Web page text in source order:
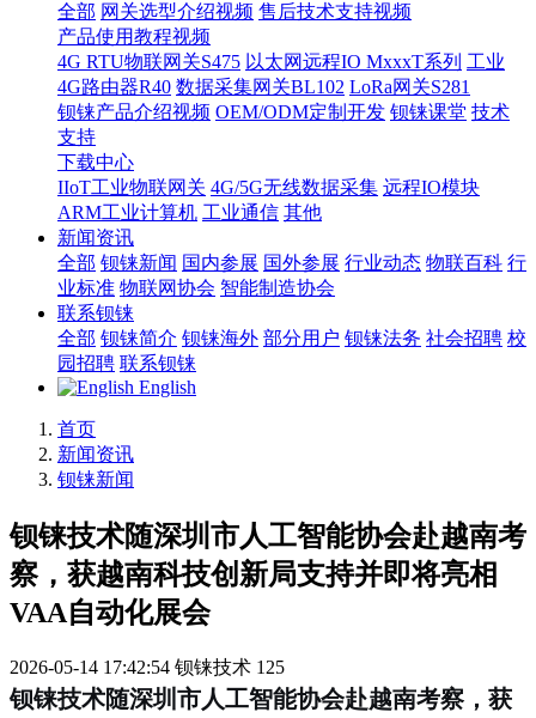
全部 网关选型介绍视频 售后技术支持视频
产品使用教程视频
4G RTU物联网关S475 以太网远程IO MxxxT系列 工业
4G路由器R40 数据采集网关BL102 LoRa网关S281
钡铼产品介绍视频 OEM/ODM定制开发 钡铼课堂 技术
支持
下载中心
IIoT工业物联网关 4G/5G无线数据采集 远程IO模块
ARM工业计算机 工业通信 其他
新闻资讯
全部 钡铼新闻 国内参展 国外参展 行业动态 物联百科 行
业标准 物联网协会 智能制造协会
联系钡铼
全部 钡铼简介 钡铼海外 部分用户 钡铼法务 社会招聘 校
园招聘 联系钡铼
English
首页
新闻资讯
钡铼新闻
钡铼技术随深圳市人工智能协会赴越南考
察，获越南科技创新局支持并即将亮相
VAA自动化展会
2026-05-14 17:42:54 钡铼技术 125
钡铼技术随深圳市人工智能协会赴越南考察，获